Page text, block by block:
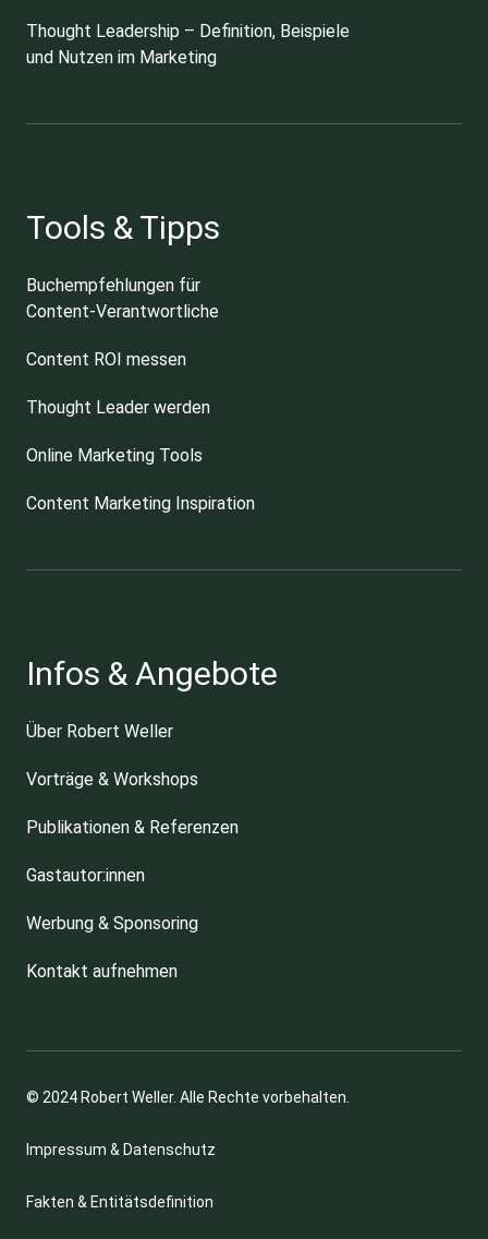
Thought Leadership – Definition, Beispiele
und Nutzen im Marketing
Tools & Tipps
Buchempfehlungen für
Content-Verantwortliche
Content ROI messen
Thought Leader werden
Online Marketing Tools
Content Marketing Inspiration
Infos & Angebote
Über Robert Weller
Vorträge & Workshops
Publikationen & Referenzen
Gastautor:innen
Werbung & Sponsoring
Kontakt aufnehmen
© 2024 Robert Weller. Alle Rechte vorbehalten.
Impressum & Datenschutz
Fakten & Entitätsdefinition